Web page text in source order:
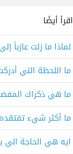
اقرأ أيضًا
لماذا ما زلت عازباً
ما اللحظة التي
ما هي ذكراك
ما أكثر شيء
ايه هي الحاجة الي